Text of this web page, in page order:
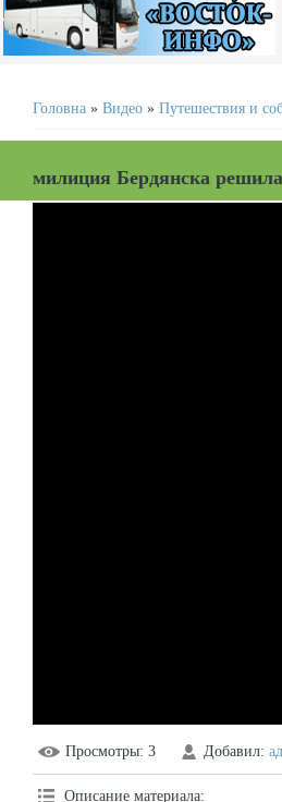
Головна » Видео » Путешествия и
милиция Бердянска решила
Просмотры: 3 Добавил:
Описание материала: